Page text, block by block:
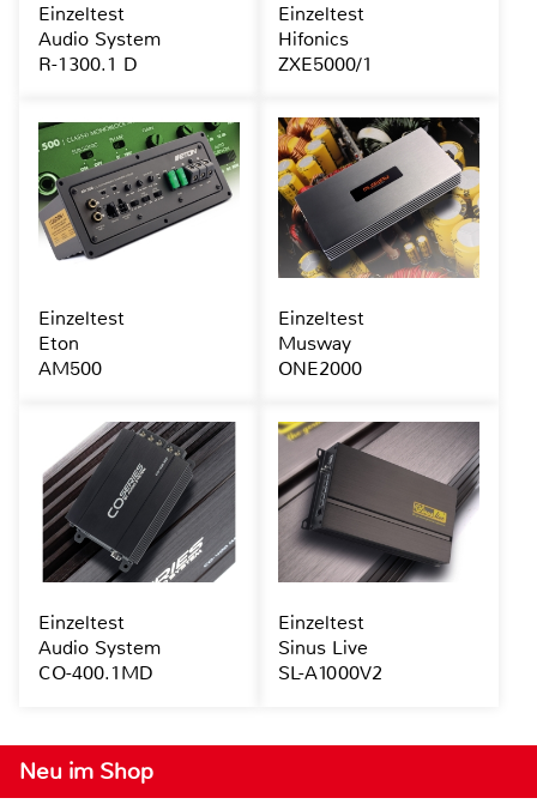
Neu im Shop
Einzeltest
Audio System
R-1300.1 D
Einzeltest
Hifonics
ZXE5000/1
Einzeltest
Eton
AM500
Einzeltest
Musway
ONE2000
Einzeltest
Audio System
CO-400.1MD
Einzeltest
Sinus Live
SL-A1000V2